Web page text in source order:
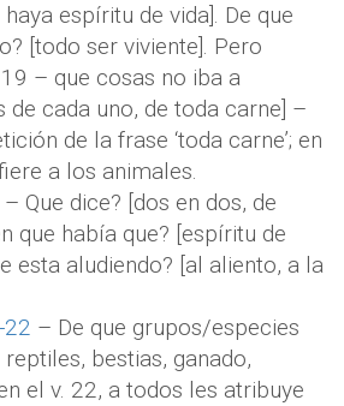
espíritu de vida]. De que
[todo ser viviente]. Pero
– que cosas no iba a
de cada uno, de toda carne] –
de la frase ‘toda carne’; en
a los animales.
– Que dice? [dos en dos, de
que había que? [espíritu de
esta aludiendo? [al aliento, a la
22 – De que grupos/especies
reptiles, bestias, ganado,
el v. 22, a todos les atribuye